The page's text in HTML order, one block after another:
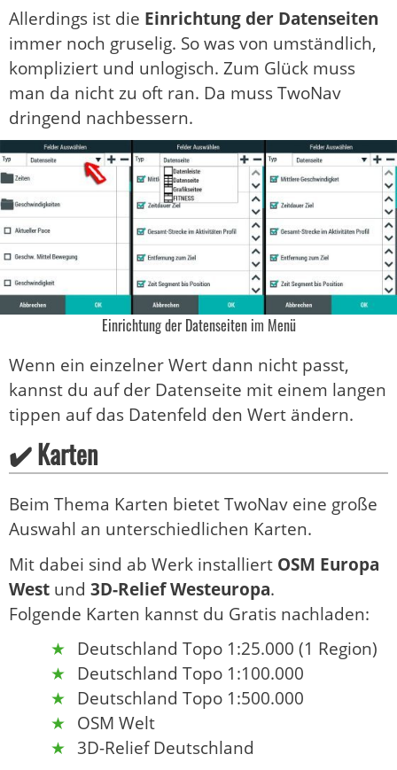
Allerdings ist die Einrichtung der Datenseiten
immer noch gruselig. So was von umständlich,
kompliziert und unlogisch. Zum Glück muss
man da nicht zu oft ran. Da muss TwoNav
dringend nachbessern.
Einrichtung der Datenseiten im Menü
Wenn ein einzelner Wert dann nicht passt,
kannst du auf der Datenseite mit einem langen
tippen auf das Datenfeld den Wert ändern.
✔️ Karten
Beim Thema Karten bietet TwoNav eine große
Auswahl an unterschiedlichen Karten.
Mit dabei sind ab Werk installiert OSM Europa
West und 3D-Relief Westeuropa.
Folgende Karten kannst du Gratis nachladen:
Deutschland Topo 1:25.000 (1 Region)
Deutschland Topo 1:100.000
Deutschland Topo 1:500.000
OSM Welt
3D-Relief Deutschland